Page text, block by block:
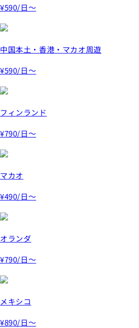
¥590/日～
中国本土・香港・マカオ周遊
¥590/日～
フィンランド
¥790/日～
マカオ
¥490/日～
オランダ
¥790/日～
メキシコ
¥890/日～